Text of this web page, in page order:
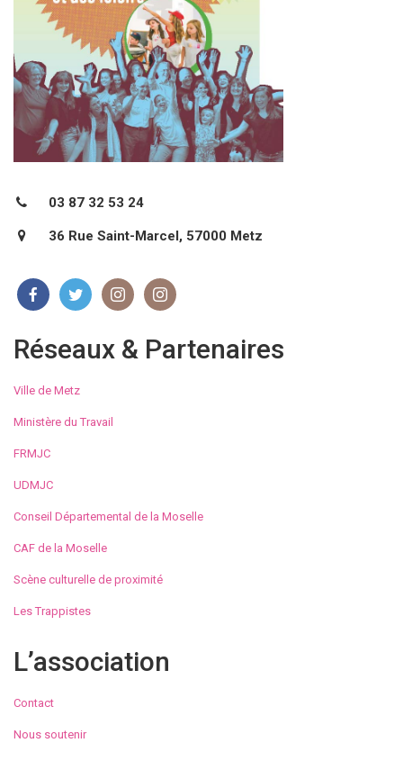
03 87 32 53 24
36 Rue Saint-Marcel, 57000 Metz
Réseaux & Partenaires
Ville de Metz
Ministère du Travail
FRMJC
UDMJC
Conseil Départemental de la Moselle
CAF de la Moselle
Scène culturelle de proximité
Les Trappistes
L’association
Contact
Nous soutenir